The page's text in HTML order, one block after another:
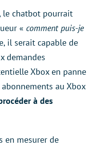
le chatbot pourrait
« comment puis-je
il serait capable de
demandes
Xbox en panne
au Xbox
à des
en mesurer de